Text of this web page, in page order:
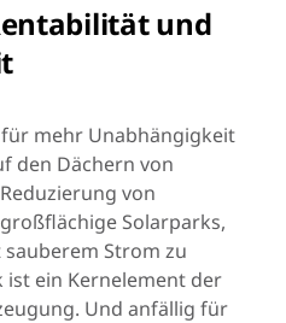
und
mehr Unabhängigkeit
den Dächern von
von
Solarparks,
Strom zu
ein Kernelement der
Und anfällig für